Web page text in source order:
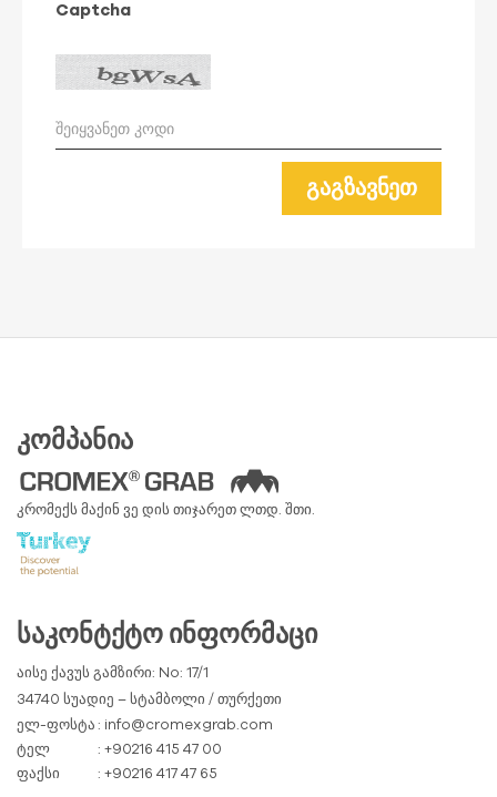
Captcha
ᲒᲐᲒᲖᲐᲕᲜᲔᲗ
ᲙᲝᲛᲞᲐᲜᲘᲐ
კრომექს მაქინ ვე დის თიჯარეთ ლთდ. შთი.
ᲡᲐᲙᲝᲜᲢᲥᲢᲝ ᲘᲜᲤᲝᲠᲛᲐᲪᲘ
აისე ქავუს გამზირი: No: 17/1
34740 სუადიე – სტამბოლი / თურქეთი
ელ-ფოსტა : info@cromexgrab.com
ტელ
: +90216 415 47 00
ფაქსი
: +90216 417 47 65